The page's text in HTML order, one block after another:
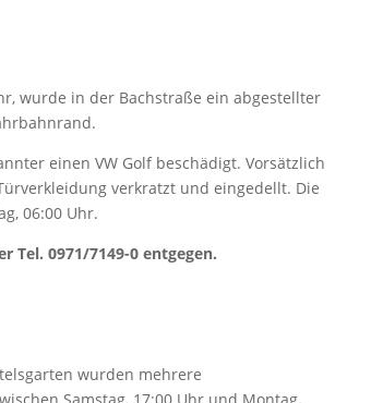
wurde in der Bachstraße ein abgestellter
einen VW Golf beschädigt. Vorsätzlich
verkratzt und eingedellt. Die
06:00 Uhr.
Tel. 0971/7149-0 entgegen.
wurden mehrere
Samstag, 17:00 Uhr und Montag,